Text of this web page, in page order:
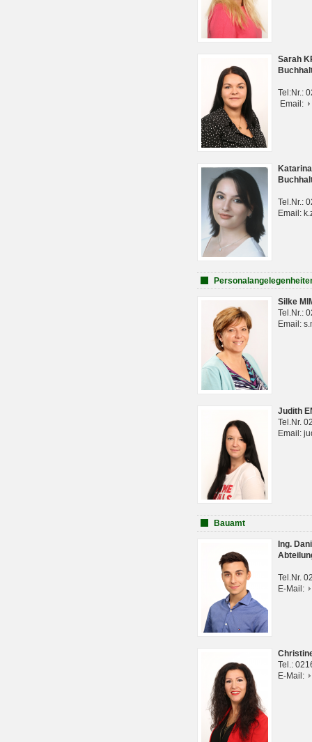
Sarah
Tel:Nr.:
Email:
Tel.Nr.:
Email:
Silke
Tel.Nr.:
Email:
Judith
Tel.Nr.
Email:
Bauamt
Ing.
Tel.Nr.
E-Mail:
Tel.:
E-Mail: